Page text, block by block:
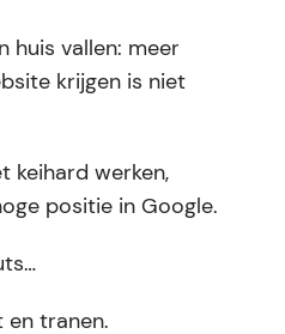
huis vallen: meer
krijgen is niet
keihard werken,
positie in Google.
en tranen.